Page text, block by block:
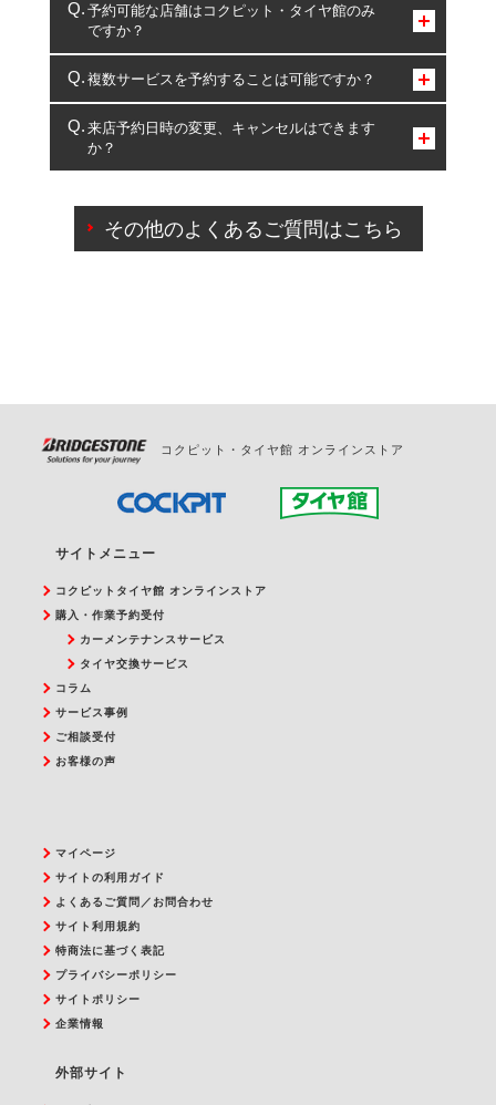
予約可能な店舗はコクピット・タイヤ館のみ
ですか？
コクピット・タイヤ館のみとなります。
複数サービスを予約することは可能ですか？
複数サービスのご予約は可能です。
一部の商品・サービスの組み合わせに限り、同時にご予約が
出来ないものもございます。
来店予約日時の変更、キャンセルはできます
か？
ご来店予約日の3営業日前を過ぎている場合のご予約
の日時変更につきましては、直接ご予約の店舗まで
その他のよくあるご質問はこちら
コクピット・タイヤ館 オンラインストア
サイトメニュー
コクピットタイヤ館 オンラインストア
購入・作業予約受付
カーメンテナンスサービス
タイヤ交換サービス
コラム
サービス事例
ご相談受付
お客様の声
マイページ
サイトの利用ガイド
よくあるご質問／お問合わせ
サイト利用規約
特商法に基づく表記
プライバシーポリシー
サイトポリシー
企業情報
外部サイト